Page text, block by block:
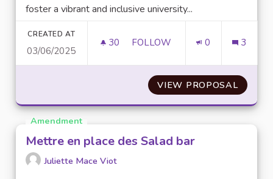
foster a vibrant and inclusive university...
CREATED AT
03/06/2025
30 30 FOLLOWERS
FOLLOW 0 3
VIEW PROPOSAL
Amendment
Mettre en place des Salad bar
Juliette Mace Viot